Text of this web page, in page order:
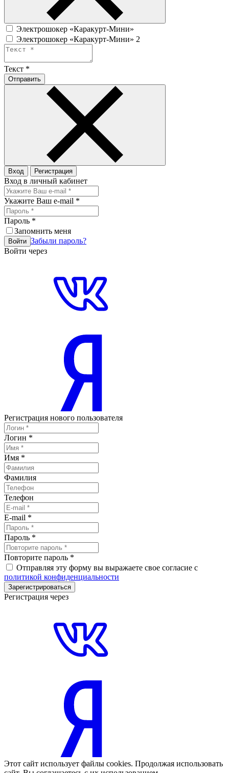
Электрошокер «Каракурт-Мини»
Электрошокер «Каракурт-Мини» 2
Текст *
Отправить
Вход Регистрация
Вход в личный кабинет
Укажите Ваш e-mail *
Пароль *
Запомнить меня
Войти Забыли пароль?
Войти через
Регистрация нового пользователя
Логин *
Имя *
Фамилия
Телефон
E-mail *
Пароль *
Повторите пароль *
Отправляя эту форму вы выражаете свое согласие с
политикой конфиденциальности
Зарегистрироваться
Регистрация через
Этот сайт использует файлы cookies. Продолжая использовать